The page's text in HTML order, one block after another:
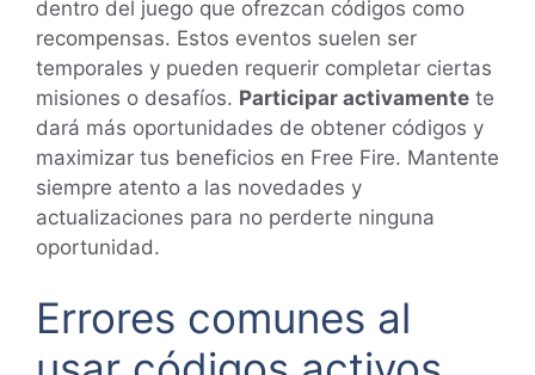
dentro del juego que ofrezcan códigos como
recompensas. Estos eventos suelen ser
temporales y pueden requerir completar ciertas
misiones o desafíos. Participar activamente te
dará más oportunidades de obtener códigos y
maximizar tus beneficios en Free Fire. Mantente
siempre atento a las novedades y
actualizaciones para no perderte ninguna
oportunidad.
Errores comunes al